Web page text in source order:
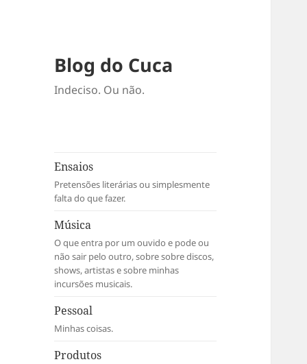
Blog do Cuca
Indeciso. Ou não.
Ensaios
Pretensões literárias ou simplesmente
falta do que fazer.
Música
O que entra por um ouvido e pode ou
não sair pelo outro, sobre sobre discos,
shows, artistas e sobre minhas
incursões musicais.
Pessoal
Minhas coisas.
Produtos